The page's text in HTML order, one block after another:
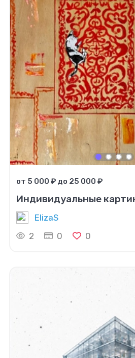
от 5 000 ₽ до 25 000 ₽
Индивидуальные
ElizaS
2
0 0